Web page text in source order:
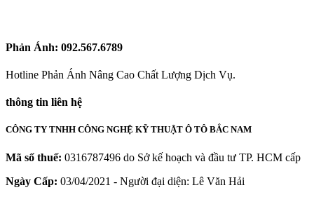
Phản Ánh: 092.567.6789
Hotline Phản Ánh Nâng Cao Chất Lượng Dịch Vụ.
thông tin liên hệ
CÔNG TY TNHH CÔNG NGHỆ KỸ THUẬT Ô TÔ BẮC NAM
Mã số thuế: 0316787496 do Sở kế hoạch và đầu tư TP. HCM cấp
Ngày Cấp: 03/04/2021 - Người đại diện: Lê Văn Hải